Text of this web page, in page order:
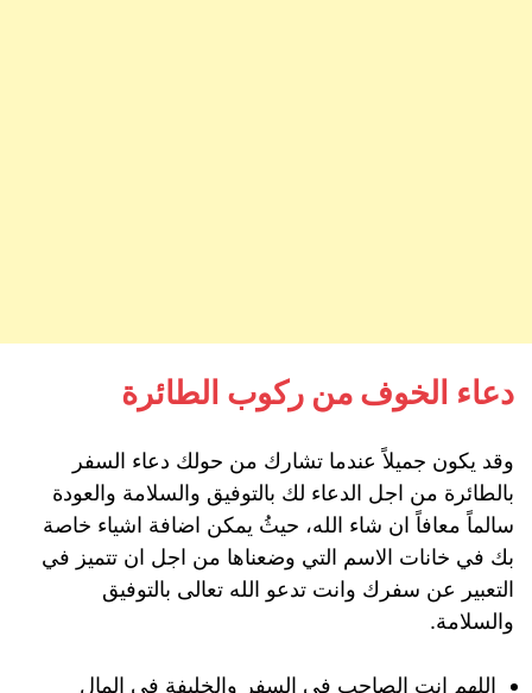
دعاء الخوف من ركوب الطائرة
وقد يكون جميلاً عندما تشارك من حولك دعاء السفر
بالطائرة من اجل الدعاء لك بالتوفيق والسلامة والعودة
سالماً معافاً ان شاء الله، حيثُ يمكن اضافة اشياء خاصة
بك في خانات الاسم التي وضعناها من اجل ان تتميز في
التعبير عن سفرك وانت تدعو الله تعالى بالتوفيق
والسلامة.
اللهم انت الصاحب في السفر والخليفة في المال